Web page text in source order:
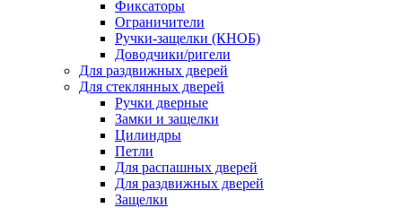
Фиксаторы
Ограничители
Ручки-защелки (КНОБ)
Доводчики/ригели
Для раздвижных дверей
Для стеклянных дверей
Ручки дверные
Замки и защелки
Цилиндры
Петли
Для распашных дверей
Для раздвижных дверей
Защелки